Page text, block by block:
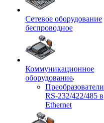
Сетевое оборудование
беспроводное
Коммуникационное
оборудование
Преобразователи
RS-232/422/485 в
Ethernet